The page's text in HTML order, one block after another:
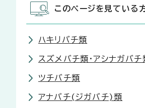
このページを見ている
ハキリバチ類
スズメバチ類・アシナガバチ
ツチバチ類
アナバチ(ジガバチ)類